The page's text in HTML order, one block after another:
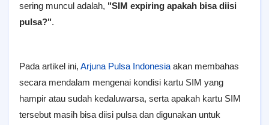
sering muncul adalah, "SIM expiring apakah bisa diisi
pulsa?".
Pada artikel ini, Arjuna Pulsa Indonesia akan membahas
secara mendalam mengenai kondisi kartu SIM yang
hampir atau sudah kedaluwarsa, serta apakah kartu SIM
tersebut masih bisa diisi pulsa dan digunakan untuk